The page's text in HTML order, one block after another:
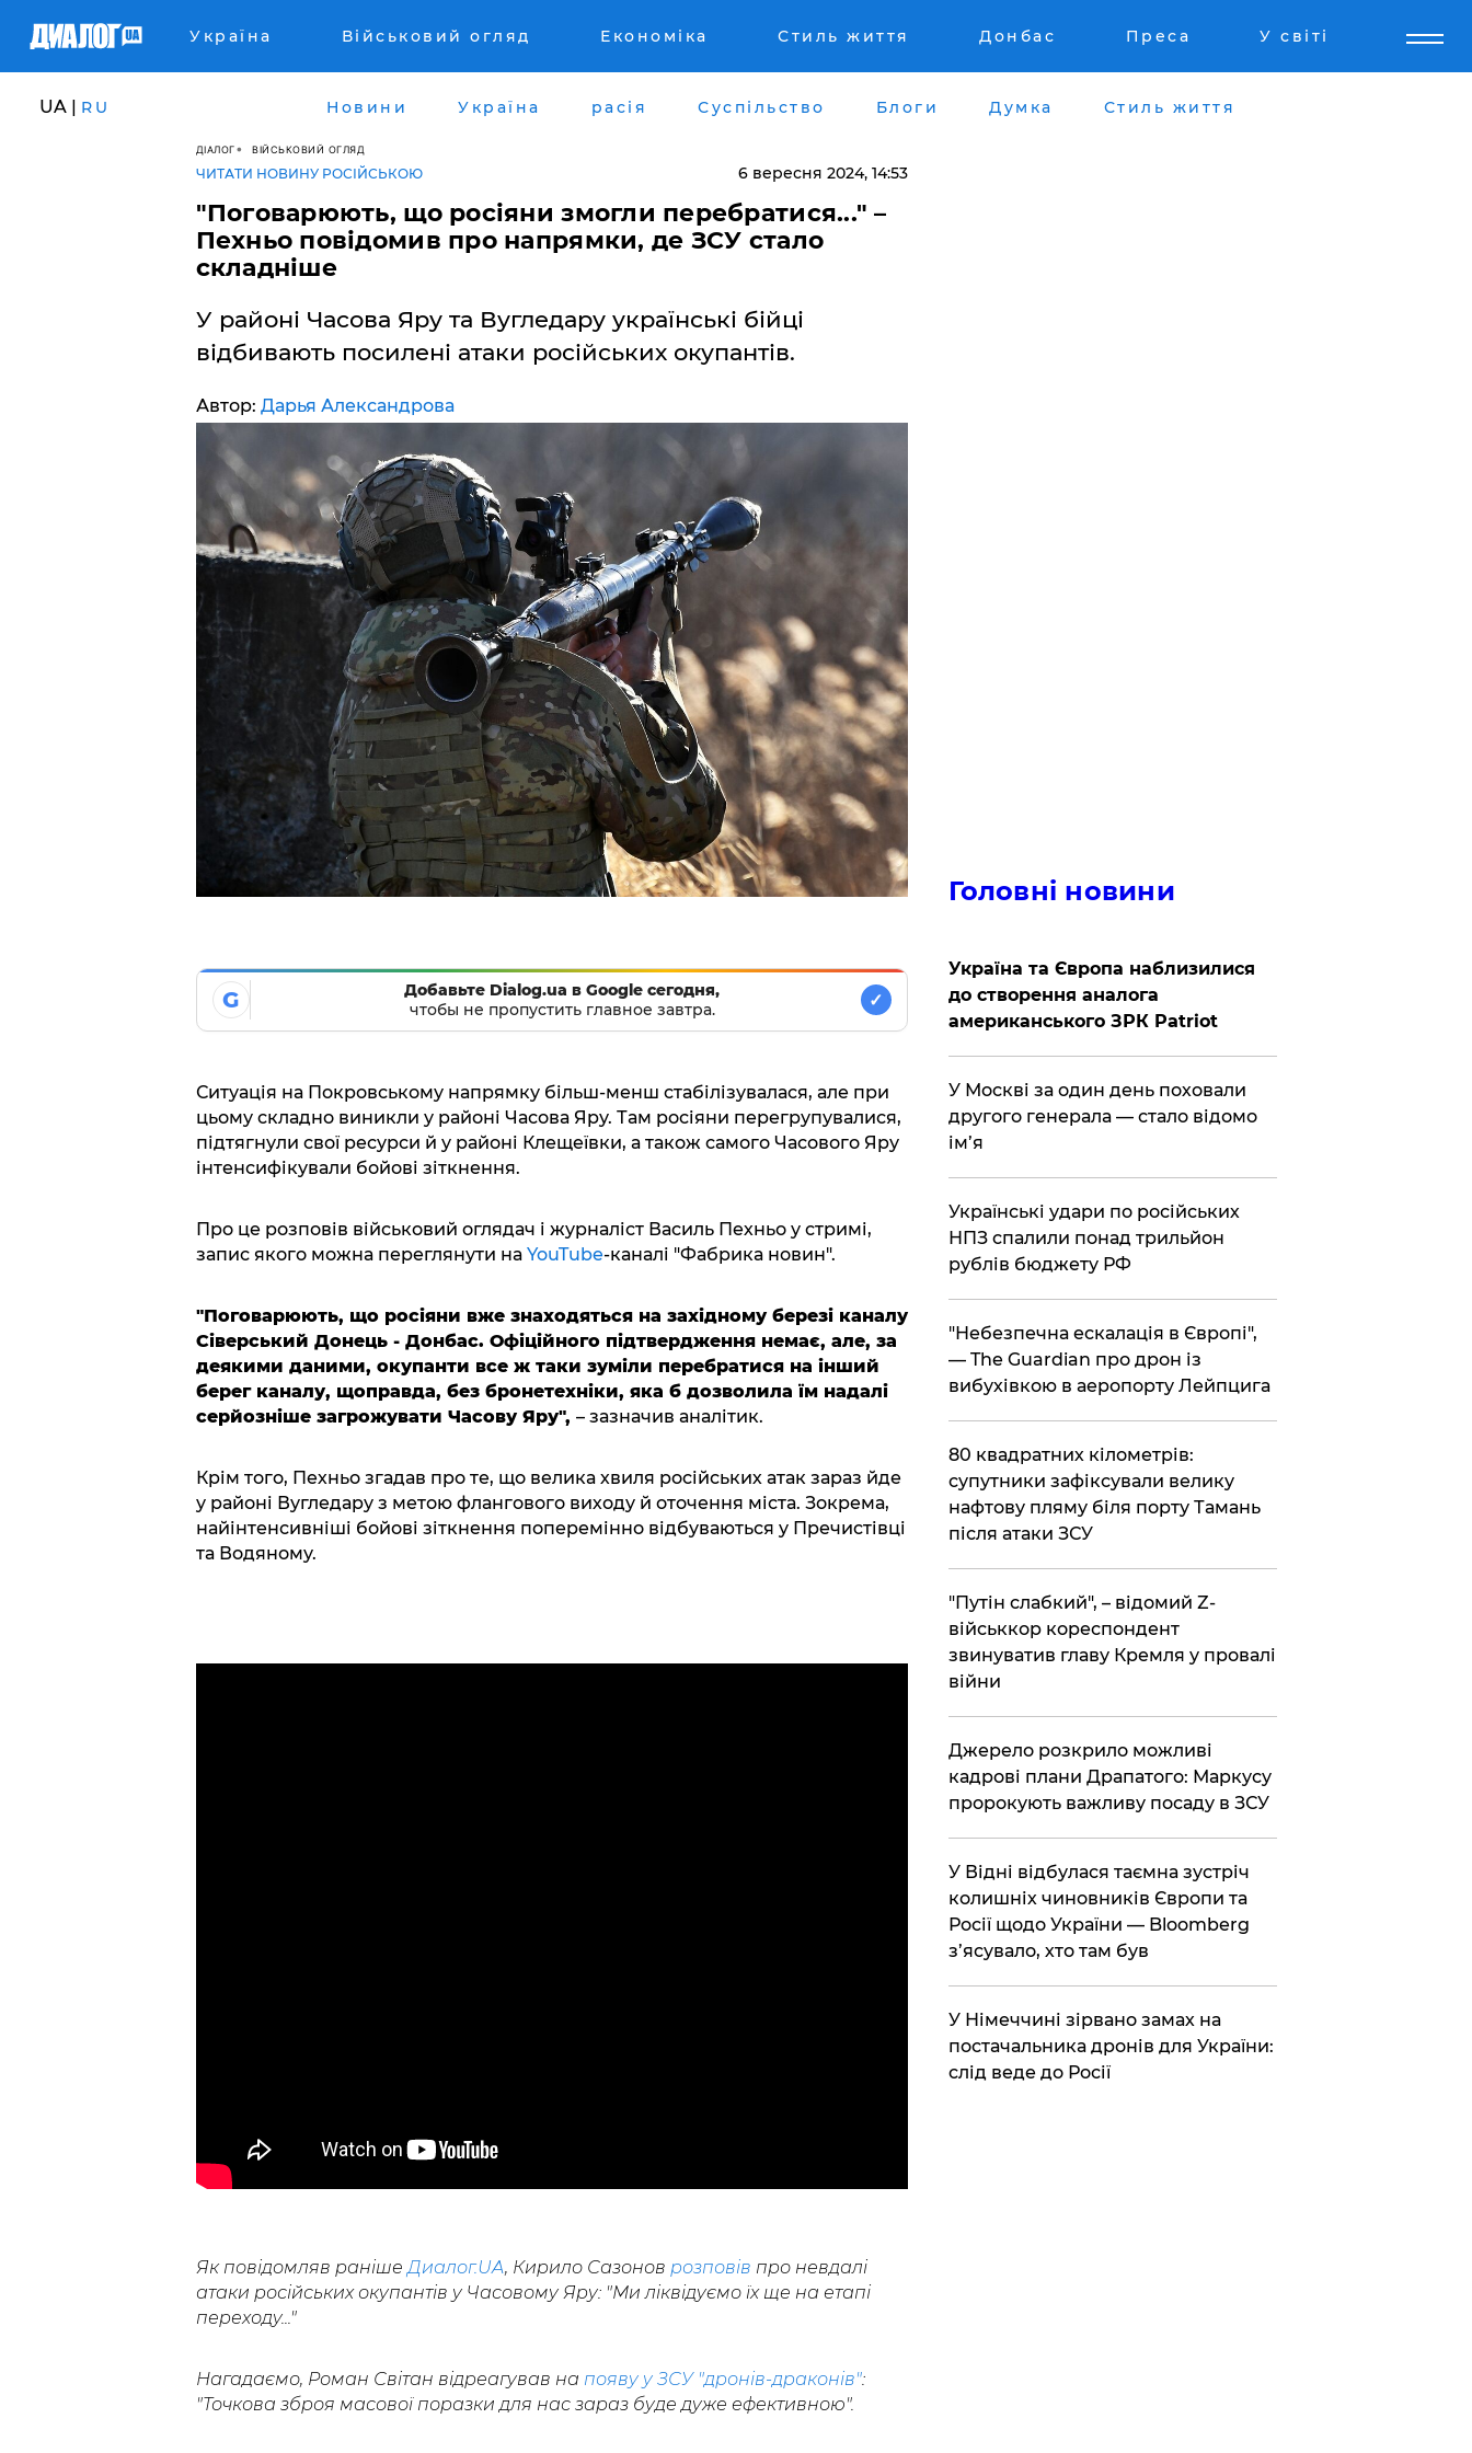
Україна Військовий огляд Економіка Стиль життя Донбас Преса У світі
UA | RU Новини Україна расія Суспільство Блоги Думка Стиль життя
ДІАЛОГ ВІЙСЬКОВИЙ ОГЛЯД
ЧИТАТИ НОВИНУ РОСІЙСЬКОЮ 6 вересня 2024, 14:53
"Поговарюють, що росіяни змогли перебратися..." –
Пехньо повідомив про напрямки, де ЗСУ стало
складніше
У районі Часова Яру та Вугледару українські бійці
відбивають посилені атаки російських окупантів.
Автор: Дарья Александрова
G
Добавьте Dialog.ua в Google сегодня,
чтобы не пропустить главное завтра.
✓
Ситуація на Покровському напрямку більш-менш стабілізувалася, але при
цьому складно виникли у районі Часова Яру. Там росіяни перегрупувалися,
підтягнули свої ресурси й у районі Клещеївки, а також самого Часового Яру
інтенсифікували бойові зіткнення.
Про це розповів військовий оглядач і журналіст Василь Пехньо у стримі,
запис якого можна переглянути на YouTube-каналі "Фабрика новин".
"Поговарюють, що росіяни вже знаходяться на західному березі каналу
Сіверський Донець - Донбас. Офіційного підтвердження немає, але, за
деякими даними, окупанти все ж таки зуміли перебратися на інший
берег каналу, щоправда, без бронетехніки, яка б дозволила їм надалі
серйозніше загрожувати Часову Яру", – зазначив аналітик.
Крім того, Пехньо згадав про те, що велика хвиля російських атак зараз йде
у районі Вугледару з метою флангового виходу й оточення міста. Зокрема,
найінтенсивніші бойові зіткнення поперемінно відбуваються у Пречистівці
та Водяному.
Як повідомляв ранішеДиалог.UA, Кирило Сазонов розповів про невдалі
атаки російських окупантів у Часовому Яру: "Ми ліквідуємо їх ще на етапі
переходу..."
Нагадаємо, Роман Світан відреагував на появу у ЗСУ "дронів-драконів":
"Точкова зброя масової поразки для нас зараз буде дуже ефективною".
Головні новини
Україна та Європа наблизилися
до створення аналога
американського ЗРК Patriot
​У Москві за один день поховали
другого генерала — стало відомо
ім’я
​Українські удари по російських
НПЗ спалили понад трильйон
рублів бюджету РФ
​"Небезпечна ескалація в Європі",
— The Guardian про дрон із
вибухівкою в аеропорту Лейпцига
​80 квадратних кілометрів:
супутники зафіксували велику
нафтову пляму біля порту Тамань
після атаки ЗСУ
"Путін слабкий", – відомий Z-
військкор кореспондент
звинуватив главу Кремля у провалі
війни
​Джерело розкрило можливі
кадрові плани Драпатого: Маркусу
пророкують важливу посаду в ЗСУ
​У Відні відбулася таємна зустріч
колишніх чиновників Європи та
Росії щодо України — Bloomberg
з’ясувало, хто там був
​У Німеччині зірвано замах на
постачальника дронів для України:
слід веде до Росії